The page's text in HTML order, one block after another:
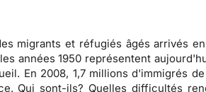
migrants et réfugiés âgés arrivés
années 1950 représentent
En 2008, 1,7 millions d'immigrés
Qui sont-ils? Quelles difficultés